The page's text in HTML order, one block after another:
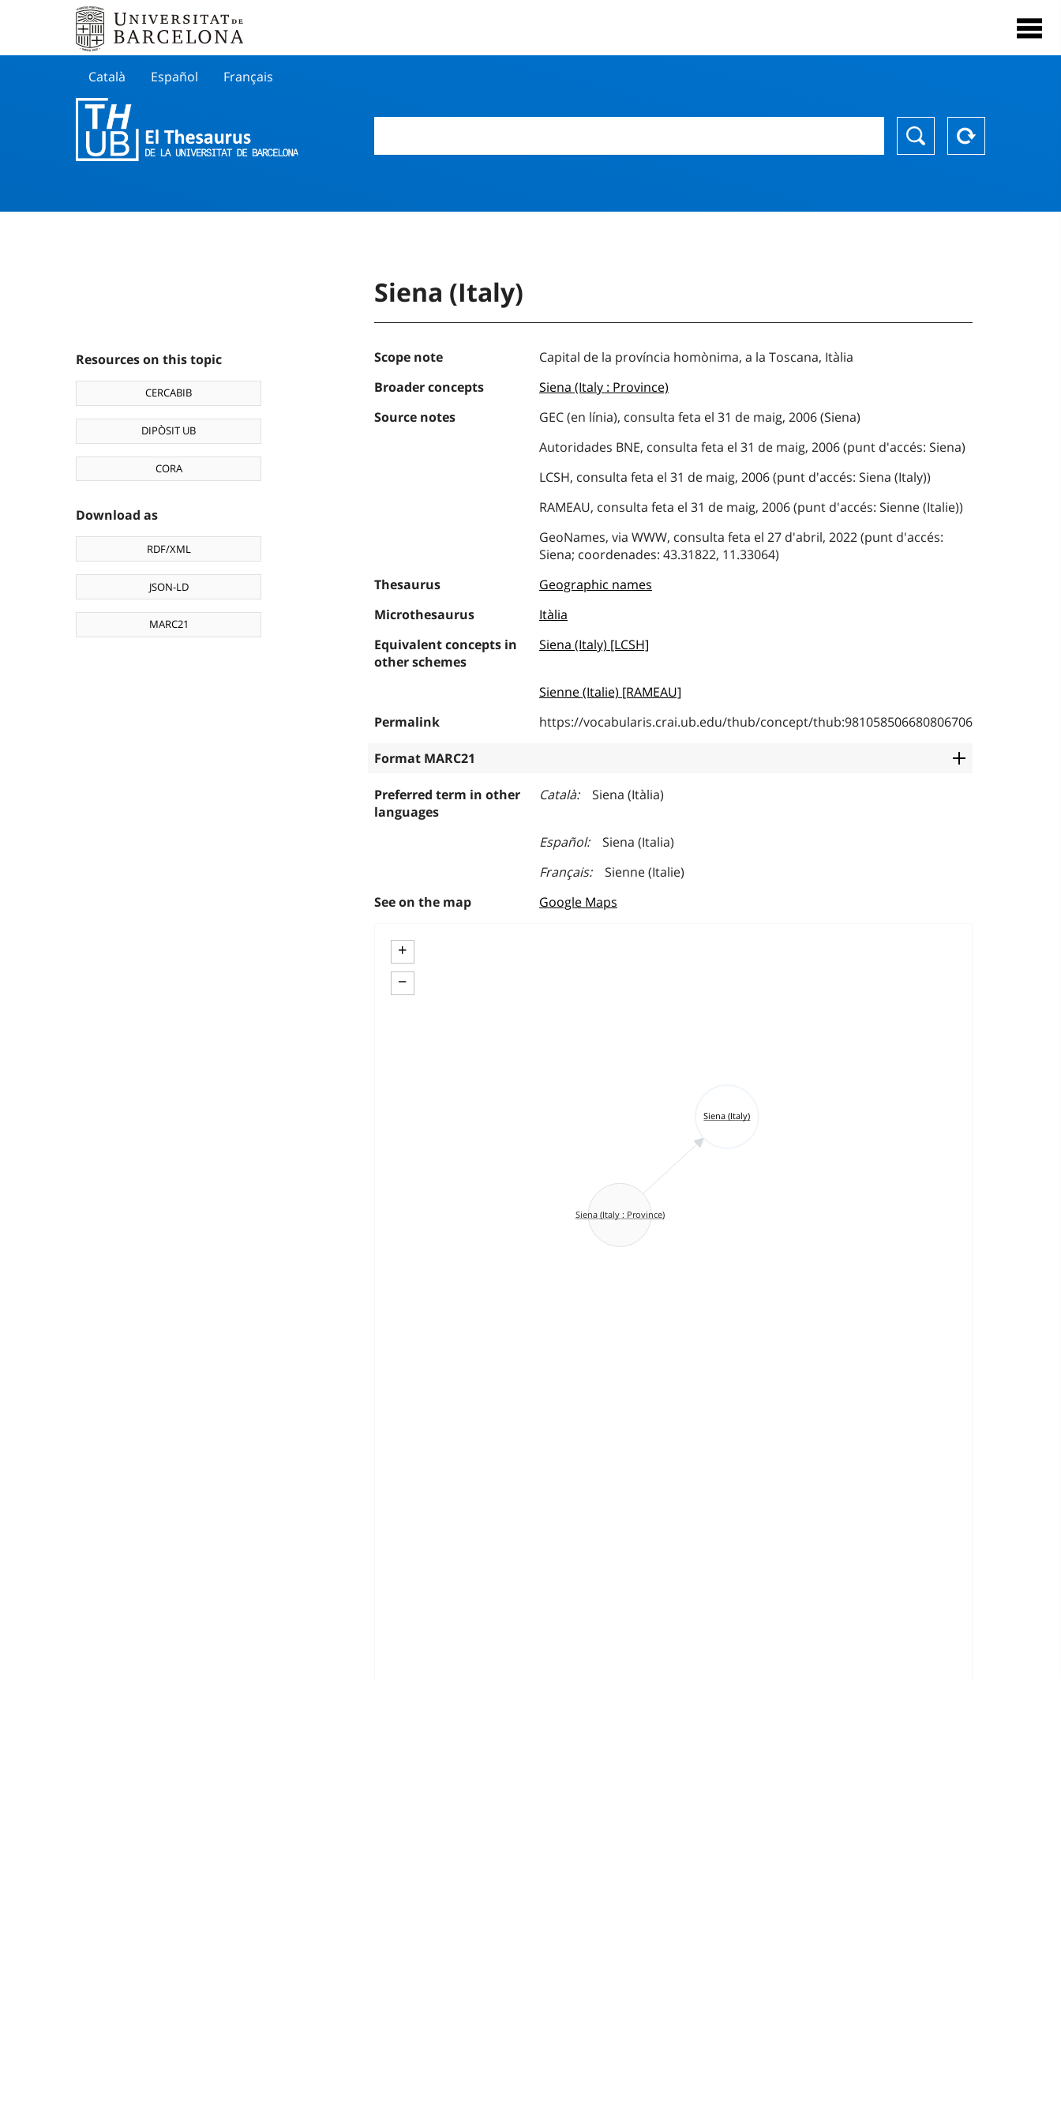
Català Español Français
Resources on this topic
CERCABIB
DIPÒSIT UB
CORA
Download as
RDF/XML
JSON-LD
MARC21
Siena (Italy)
Scope note
Capital de la província homònima, a la Toscana, Itàlia
Broader concepts
Siena (Italy : Province)
Source notes
GEC (en línia), consulta feta el 31 de maig, 2006 (Siena)
Autoridades BNE, consulta feta el 31 de maig, 2006 (punt d'accés: Siena)
LCSH, consulta feta el 31 de maig, 2006 (punt d'accés: Siena (Italy))
RAMEAU, consulta feta el 31 de maig, 2006 (punt d'accés: Sienne (Italie))
GeoNames, via WWW, consulta feta el 27 d'abril, 2022 (punt d'accés:
Siena; coordenades: 43.31822, 11.33064)
Thesaurus
Geographic names
Microthesaurus
Itàlia
Equivalent concepts in
other schemes
Siena (Italy) [LCSH]
Sienne (Italie) [RAMEAU]
Permalink
https://vocabularis.crai.ub.edu/thub/concept/thub:981058506680806706
Format MARC21
Preferred term in other
languages
Català Siena (Itàlia)
Español
Siena (Italia)
Français
Sienne (Italie)
See on the map
Google Maps
+
−
Siena (Italy)
Siena (Italy : Province)